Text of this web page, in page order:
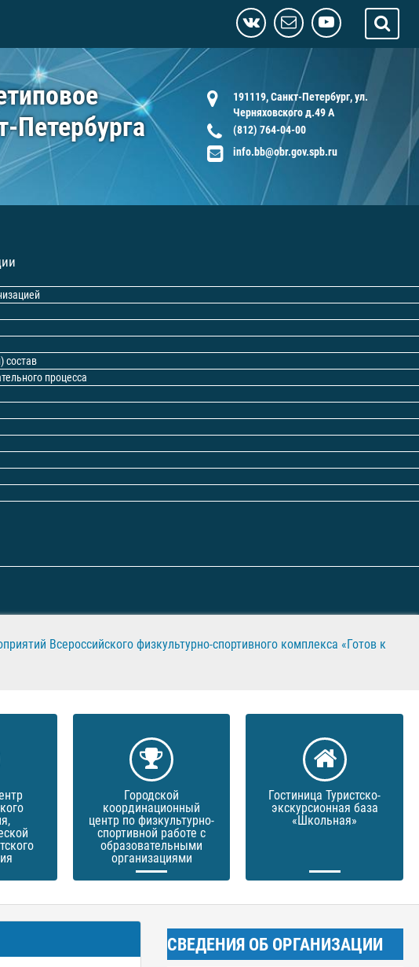
Петербурга
191119, Санкт-Петербург, ул.
Черняховского д.49 А
(812) 764-04-00
info.bb@obr.gov.spb.ru
состав
процесса
Всероссийского физкультурно-спортивного комплекса «Готов к
Городской
координационный
центр по физкультурно-
спортивной работе с
образовательными
организациями
Гостиница Туристско-
экскурсионная база
«Школьная»
СВЕДЕНИЯ ОБ ОРГАНИЗАЦИИ